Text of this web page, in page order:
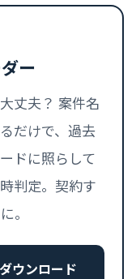
ー
丈夫？ 案件名
だけで、過去
ドに照らして
判定。契約す
。
ウンロード